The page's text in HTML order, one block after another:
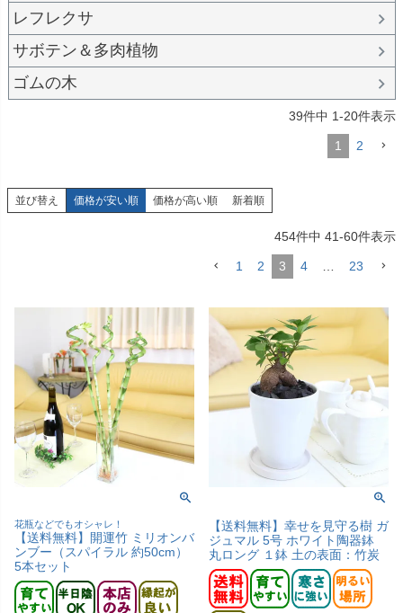
レフレクサ
サボテン＆多肉植物
ゴムの木
39件中 1-20件表示
1 2
並び替え 価格が安い順 価格が高い順 新着順
454件中 41-60件表示
1 2 3 4 23
花瓶などでもオシャレ！
【送料無料】開運竹 ミリオンバ
ンブー（スパイラル 約50cm）
5本セット
【送料無料】幸せを見守る樹 ガ
ジュマル 5号 ホワイト陶器鉢
丸ロング １鉢 土の表面：竹炭